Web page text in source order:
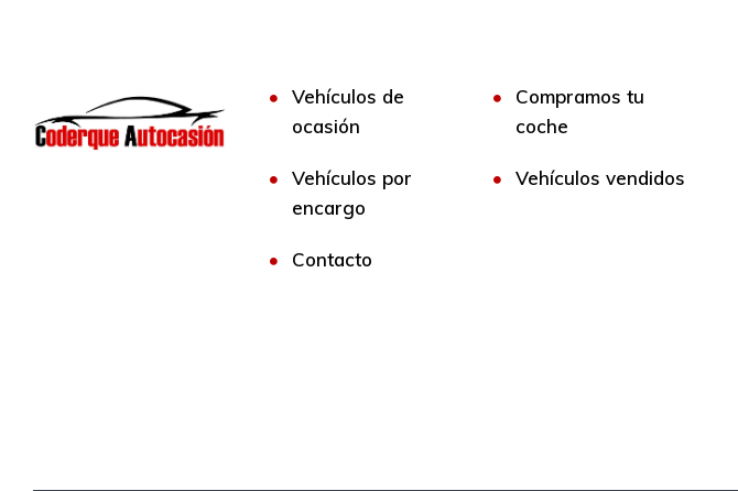
Vehículos de
ocasión
Compramos tu
coche
Vehículos por
encargo
Vehículos vendidos
Contacto